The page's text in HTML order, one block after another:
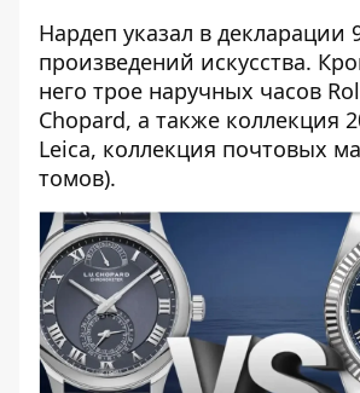
Нардеп указал в декларации
произведений искусства.
него трое наручных часов
Chopard, а также коллекция
Leica, коллекция почтовых
томов).